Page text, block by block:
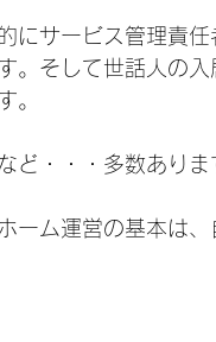
にサービス管理責任
。そして世話人の入
。
ど・・・多数ありま
運営の基本は、自